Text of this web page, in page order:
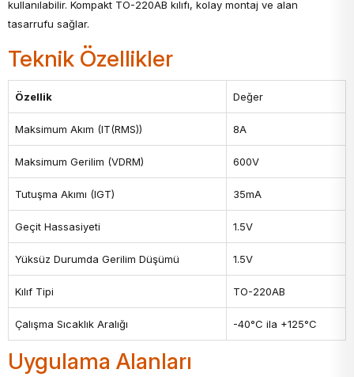
kullanılabilir. Kompakt TO-220AB kılıfı, kolay montaj ve alan
tasarrufu sağlar.
Teknik Özellikler
Özellik Değer
Maksimum Akım (IT(RMS)) 8A
Maksimum Gerilim (VDRM) 600V
Tutuşma Akımı (IGT) 35mA
Geçit Hassasiyeti 1.5V
Yüksüz Durumda Gerilim Düşümü 1.5V
Kılıf Tipi TO-220AB
Çalışma Sıcaklık Aralığı -40°C ila +125°C
Uygulama Alanları